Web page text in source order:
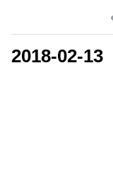
2018-02-13